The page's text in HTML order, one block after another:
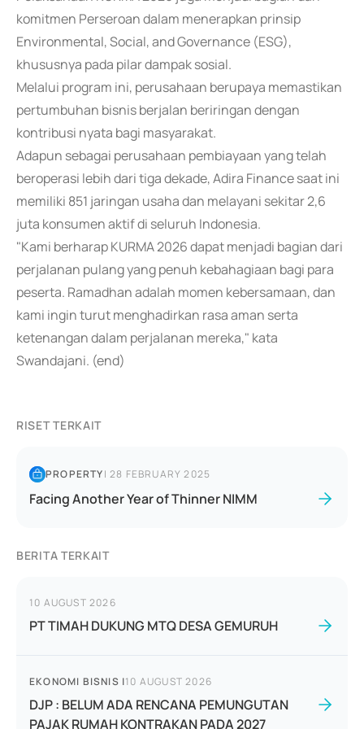
komitmen Perseroan dalam menerapkan prinsip
Environmental, Social, and Governance (ESG),
khususnya pada pilar dampak sosial.
Melalui program ini, perusahaan berupaya memastikan
pertumbuhan bisnis berjalan beriringan dengan
kontribusi nyata bagi masyarakat.
Adapun sebagai perusahaan pembiayaan yang telah
beroperasi lebih dari tiga dekade, Adira Finance saat ini
memiliki 851 jaringan usaha dan melayani sekitar 2,6
juta konsumen aktif di seluruh Indonesia.
"Kami berharap KURMA 2026 dapat menjadi bagian dari
perjalanan pulang yang penuh kebahagiaan bagi para
peserta. Ramadhan adalah momen kebersamaan, dan
kami ingin turut menghadirkan rasa aman serta
ketenangan dalam perjalanan mereka," kata
Swandajani. (end)
RISET TERKAIT
PROPERTY|28 FEBRUARY 2025
Facing Another Year of Thinner NIMM
BERITA TERKAIT
10 AUGUST 2026
PT TIMAH DUKUNG MTQ DESA GEMURUH
EKONOMI BISNIS |10 AUGUST 2026
DJP : BELUM ADA RENCANA PEMUNGUTAN
PAJAK RUMAH KONTRAKAN PADA 2027